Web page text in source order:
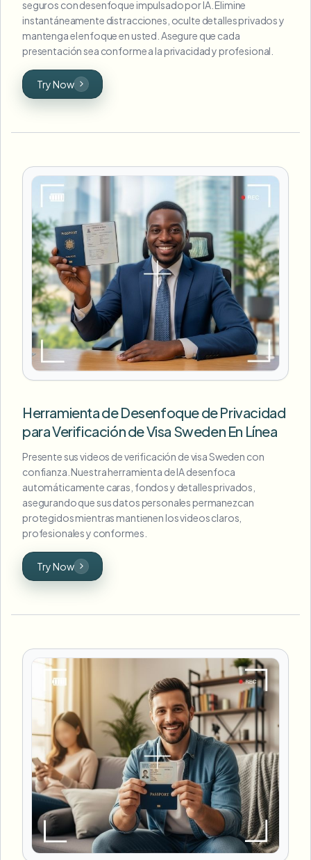
seguros con desenfoque impulsado por IA. Elimine
instantáneamente distracciones, oculte detalles privados y
mantenga el enfoque en usted. Asegure que cada
presentación sea conforme a la privacidad y profesional.
Try Now
Herramienta de Desenfoque de Privacidad
para Verificación de Visa Sweden En Línea
Presente sus videos de verificación de visa Sweden con
confianza. Nuestra herramienta de IA desenfoca
automáticamente caras, fondos y detalles privados,
asegurando que sus datos personales permanezcan
protegidos mientras mantienen los videos claros,
profesionales y conformes.
Try Now